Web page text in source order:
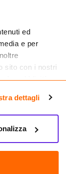
ed
e per
sito con i nostri
pubblicità e
raccolto dal
dettagli